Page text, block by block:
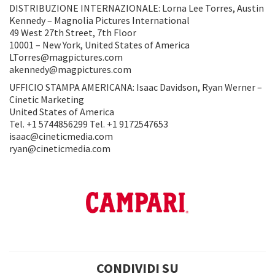
DISTRIBUZIONE INTERNAZIONALE: Lorna Lee Torres, Austin
Kennedy – Magnolia Pictures International
49 West 27th Street, 7th Floor
10001 – New York, United States of America
LTorres@magpictures.com
akennedy@magpictures.com
UFFICIO STAMPA AMERICANA: Isaac Davidson, Ryan Werner –
Cinetic Marketing
United States of America
Tel. +1 5744856299 Tel. +1 9172547653
isaac@cineticmedia.com
ryan@cineticmedia.com
CONDIVIDI SU